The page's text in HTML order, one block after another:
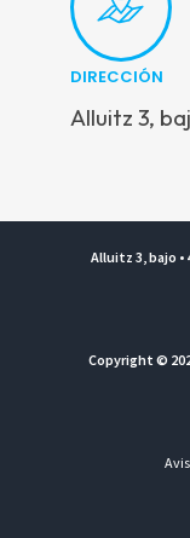
DIRECCIÓN
Alluitz 3,
Alluitz 3, bajo •
Copyright ©